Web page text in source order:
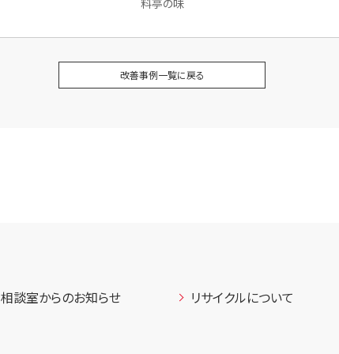
料亭の味
改善事例一覧に戻る
相談室からのお知らせ
リサイクルについて